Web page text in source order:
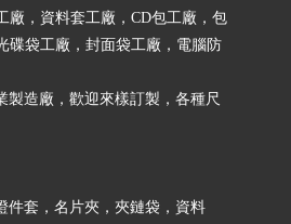
廠，資料套工廠，CD包工廠，包
碟袋工廠，封面袋工廠，電腦防
製造廠，歡迎來樣訂製，各種尺
件套，名片夾，夾鏈袋，資料